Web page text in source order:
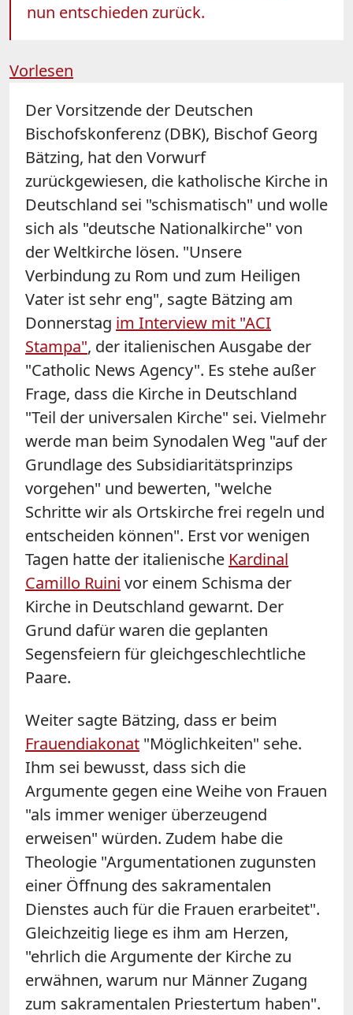
nun entschieden zurück.
Vorlesen
Der Vorsitzende der Deutschen
Bischofskonferenz (DBK), Bischof Georg
Bätzing, hat den Vorwurf
zurückgewiesen, die katholische Kirche in
Deutschland sei "schismatisch" und wolle
sich als "deutsche Nationalkirche" von
der Weltkirche lösen. "Unsere
Verbindung zu Rom und zum Heiligen
Vater ist sehr eng", sagte Bätzing am
Donnerstag im Interview mit "ACI
Stampa", der italienischen Ausgabe der
"Catholic News Agency". Es stehe außer
Frage, dass die Kirche in Deutschland
"Teil der universalen Kirche" sei. Vielmehr
werde man beim Synodalen Weg "auf der
Grundlage des Subsidiaritätsprinzips
vorgehen" und bewerten, "welche
Schritte wir als Ortskirche frei regeln und
entscheiden können". Erst vor wenigen
Tagen hatte der italienische Kardinal
Camillo Ruini vor einem Schisma der
Kirche in Deutschland gewarnt. Der
Grund dafür waren die geplanten
Segensfeiern für gleichgeschlechtliche
Paare.
Weiter sagte Bätzing, dass er beim
Frauendiakonat "Möglichkeiten" sehe.
Ihm sei bewusst, dass sich die
Argumente gegen eine Weihe von Frauen
"als immer weniger überzeugend
erweisen" würden. Zudem habe die
Theologie "Argumentationen zugunsten
einer Öffnung des sakramentalen
Dienstes auch für die Frauen erarbeitet".
Gleichzeitig liege es ihm am Herzen,
"ehrlich die Argumente der Kirche zu
erwähnen, warum nur Männer Zugang
zum sakramentalen Priestertum haben".